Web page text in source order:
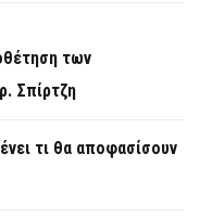
των
Σπίρτζη
τι θα αποφασίσουν